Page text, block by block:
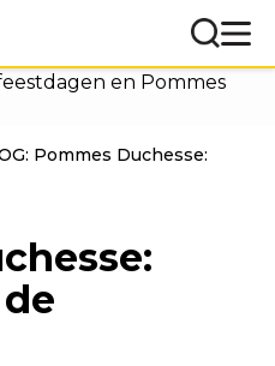
Pommes Duchesse: